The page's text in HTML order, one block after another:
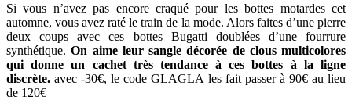
Si vous n’avez pas encore craqué pour les bottes motardes cet
automne, vous avez raté le train de la mode. Alors faites d’une pierre
deux coups avec ces bottes Bugatti doublées d’une fourrure
synthétique.On aime leur sangle décorée de clous multicolores
qui donne un cachet très tendance à ces bottes à la ligne
discrète. avec -30€, le code GLAGLA les fait passer à 90€ au lieu
de 120€